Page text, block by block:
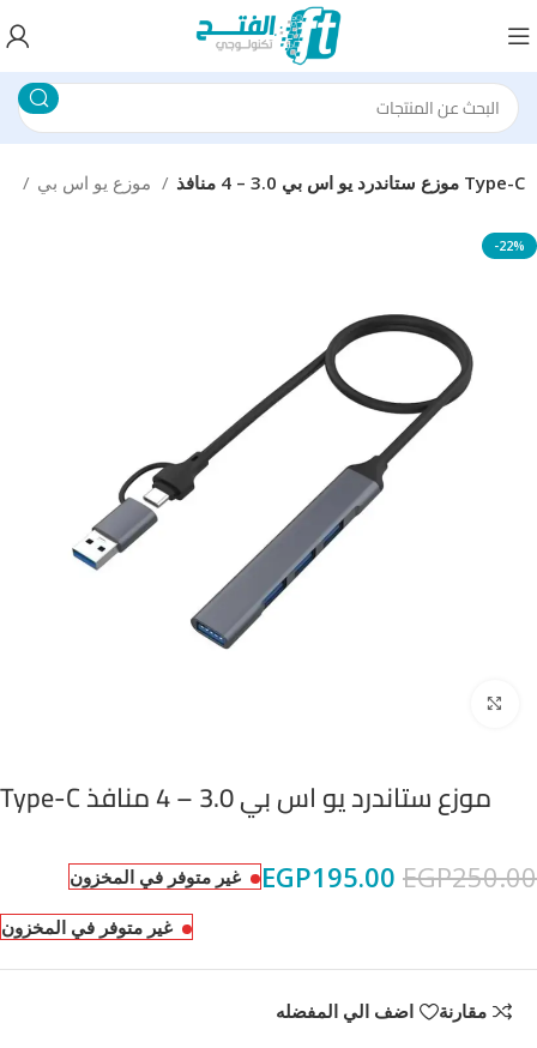
موزع ستاندرد يو اس بي 3.0 – 4 منافذ Type-C
-22%
موزع ستاندرد يو اس بي 3.0 – 4 منافذ Type-C
EGP250.00
EGP195.00 غير متوفر في المخزون
غير متوفر في المخزون
مقارنة اضف الي المفضله